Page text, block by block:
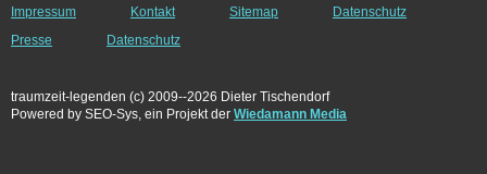
Impressum Kontakt Sitemap
Datenschutz
Presse
Datenschutz
traumzeit-legenden (c) 2009--2026 Dieter Tischendorf
Powered by SEO-Sys, ein Projekt der Wiedamann Media